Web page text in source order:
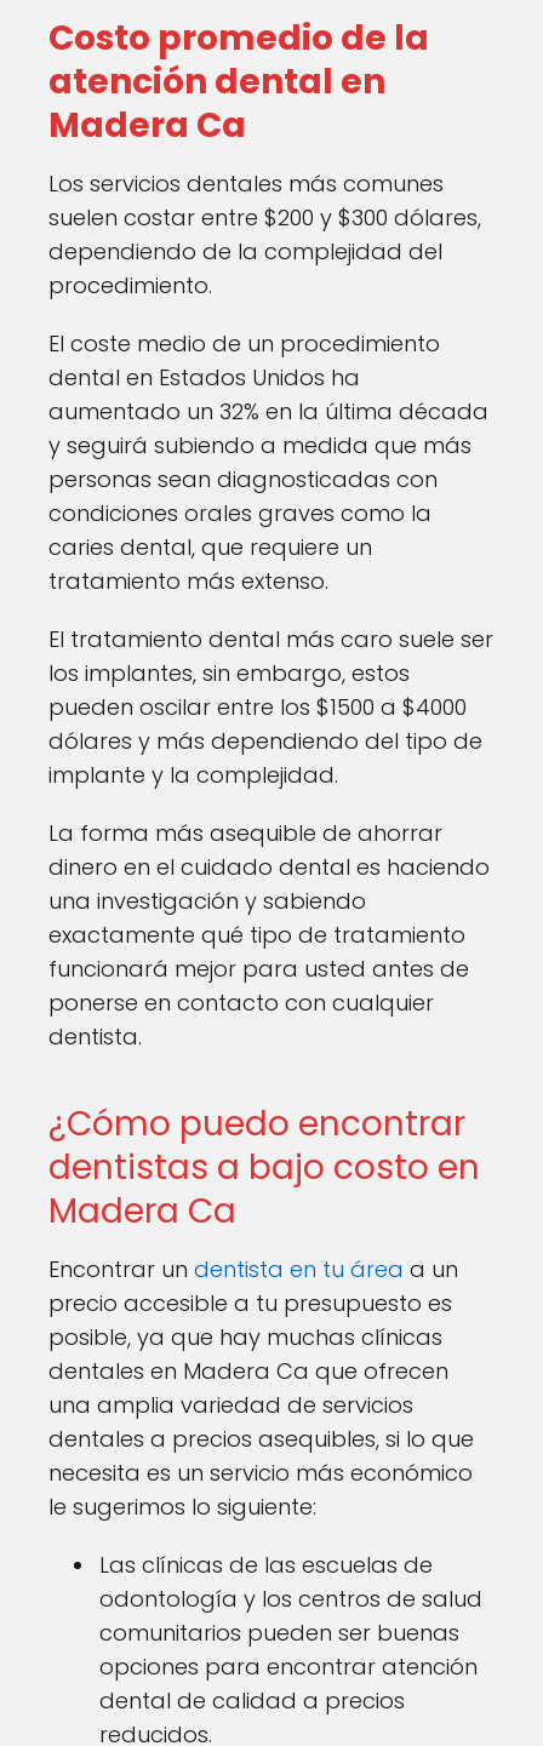
Costo promedio de la
atención dental en
Madera Ca
Los servicios dentales más comunes
suelen costar entre $200 y $300 dólares,
dependiendo de la complejidad del
procedimiento.
El coste medio de un procedimiento
dental en Estados Unidos ha
aumentado un 32% en la última década
y seguirá subiendo a medida que más
personas sean diagnosticadas con
condiciones orales graves como la
caries dental, que requiere un
tratamiento más extenso.
El tratamiento dental más caro suele ser
los implantes, sin embargo, estos
pueden oscilar entre los $1500 a $4000
dólares y más dependiendo del tipo de
implante y la complejidad.
La forma más asequible de ahorrar
dinero en el cuidado dental es haciendo
una investigación y sabiendo
exactamente qué tipo de tratamiento
funcionará mejor para usted antes de
ponerse en contacto con cualquier
dentista.
¿Cómo puedo encontrar
dentistas a bajo costo en
Madera Ca
Encontrar un dentista en tu área a un
precio accesible a tu presupuesto es
posible, ya que hay muchas clínicas
dentales en Madera Ca que ofrecen
una amplia variedad de servicios
dentales a precios asequibles, si lo que
necesita es un servicio más económico
le sugerimos lo siguiente:
Las clínicas de las escuelas de
odontología y los centros de salud
comunitarios pueden ser buenas
opciones para encontrar atención
dental de calidad a precios
reducidos.